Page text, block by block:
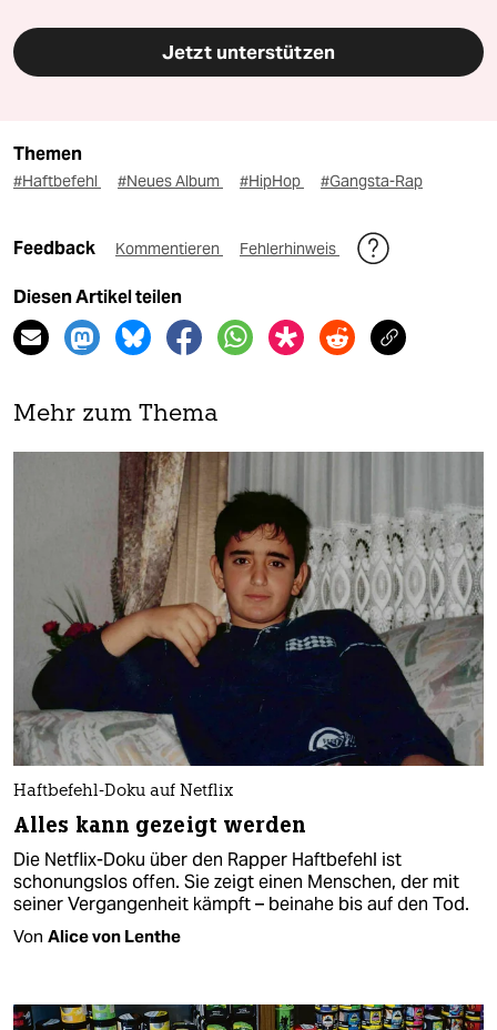
Jetzt unterstützen
Themen
#Haftbefehl #Neues Album #HipHop #Gangsta-Rap
Feedback Kommentieren Fehlerhinweis
Diesen Artikel teilen
Mehr zum Thema
Haftbefehl-Doku auf Netflix
Alles kann gezeigt werden
Die Netflix-Doku über den Rapper Haftbefehl ist
schonungslos offen. Sie zeigt einen Menschen, der mit
seiner Vergangenheit kämpft – beinahe bis auf den Tod.
Von Alice von Lenthe